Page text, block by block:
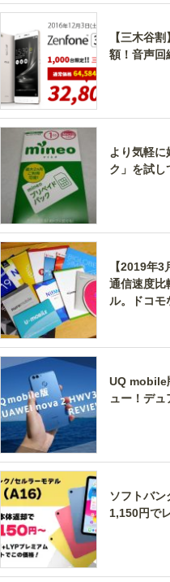
【三木谷
額！音声
より気軽
ク」を試し
【2019年
通信速度
ル。ドコ
UQ mobile
ュー！デ
ソフトバ
1,150円で